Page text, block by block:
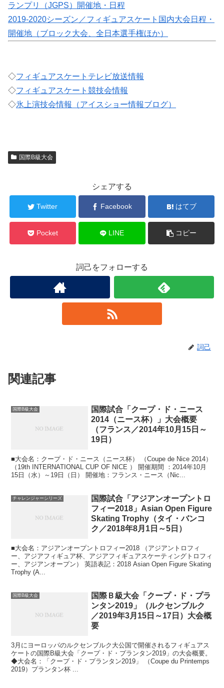
ランプリ（JGPS）開催地・日程
2019-2020シーズン／フィギュアスケート国内大会日程・
開催地（ブロック大会、全日本選手権ほか）
◇フィギュアスケートテレビ放送情報
◇フィギュアスケート競技会情報
◇氷上演技会情報（アイスショー情報ブログ）
国際B級大会
シェアする
Twitter Facebook はてブ
Pocket LINE コピー
詞己をフォローする
詞己
関連記事
国際B級大会
国際試合「クープ・ド・ニース
2014（ニース杯）」大会概要
（フランス／2014年10月15日～
19日）
■大会名：クープ・ド・ニース（ニース杯） （Coupe de Nice 2014）
（19th INTERNATIONAL CUP OF NICE ） 開催期間 ：2014年10月
15日（水）～19日（日） 開催地：フランス・ニース（Nic...
チャレンジャーシリーズ
国際試合「アジアンオープントロ
フィー2018」Asian Open Figure
Skating Trophy（タイ・バンコ
ク／2018年8月1日～5日）
■大会名：アジアンオープントロフィー2018 （アジアントロフィ
ー、アジアフィギュア杯、アジアフィギュアスケーティングトロフィ
ー、アジアンオープン） 英語表記：2018 Asian Open Figure Skating
Trophy (A...
国際B級大会
国際Ｂ級大会「クープ・ド・プラ
ンタン2019」（ルクセンブルク
／2019年3月15日～17日）大会概
要
3月にヨーロッパのルクセンブルク大公国で開催されるフィギュアス
ケートの国際B級大会「クープ・ド・プランタン2019」の大会概要。
◆大会名：「クープ・ド・プランタン2019」 （Coupe du Printemps
2019）プランタン杯 ...